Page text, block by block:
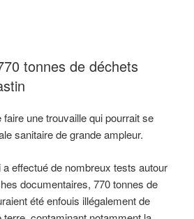
tonnes de déchets
faire une trouvaille qui pourrait se
sanitaire de grande ampleur.
effectué de nombreux tests autour
documentaires, 770 tonnes de
été enfouis illégalement de